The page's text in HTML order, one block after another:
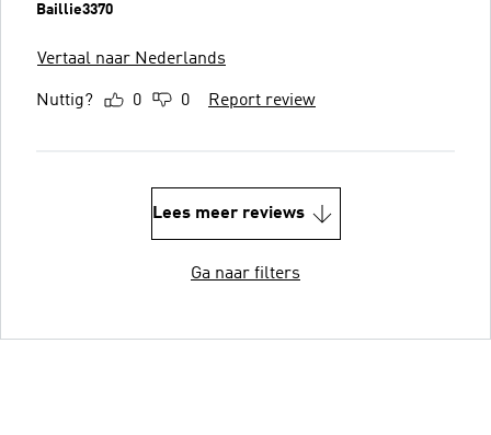
Baillie3370
Vertaal naar Nederlands
Nuttig? 0 0 Report review
Lees meer reviews
Ga naar filters